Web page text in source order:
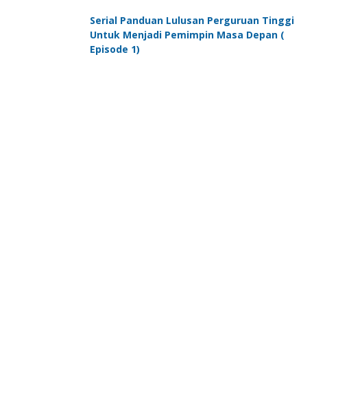
Serial Panduan Lulusan Perguruan Tinggi
Untuk Menjadi Pemimpin Masa Depan (
Episode 1)